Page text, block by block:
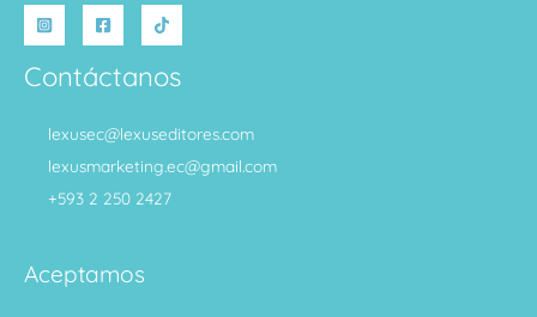
Contáctanos
lexusec@lexuseditores.com
lexusmarketing.ec@gmail.com
+593 2 250 2427
Aceptamos